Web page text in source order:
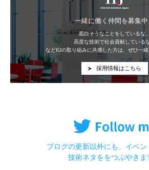
一緒に働く仲間を募集中
面白そうなことをしているな、
高度な技術で社会貢献しているな
などIIJの取り組みに共感した方は、ぜひ一
採用情報はこちら
ブログの更新以外にも、イベ
技術ネタををつぶやきま